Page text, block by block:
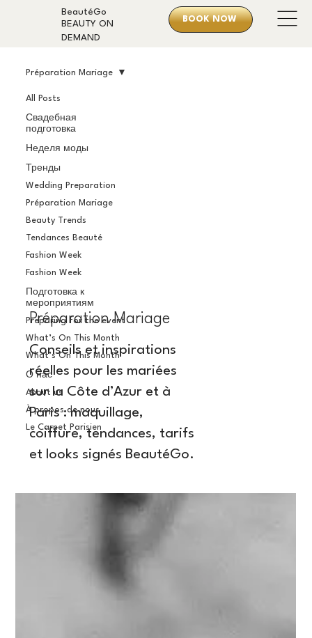
BeautéGo
BEAUTY ON
DEMAND
BOOK NOW
All Posts
Свадебная
подготовка
Неделя моды
Тренды
Wedding Preparation
Préparation Mariage
Beauty Trends
Tendances Beauté
Fashion Week
Fashion Week
Подготовка к
мероприятиям
Preparing for the event
What’s On This Month
What’s On This Month
О нас
About us
À propos de nous
Le Carnet Parisien
Préparation Mariage
Préparation Mariage
Conseils et inspirations
réelles pour les mariées
sur la Côte d’Azur et à
Paris : maquillage,
coiffure, tendances, tarifs
et looks signés BeautéGo.